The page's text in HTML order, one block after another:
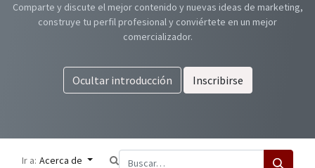
Comparte y discute el mejor contenido y nuevas ideas de marketing,
construye tu perfil profesional y conviértete en un mejor
comercializador.
Ocultar introducción Inscribirse
Ir a: Acerca de